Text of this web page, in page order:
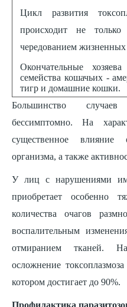
Цикл развития
происходит не
чередованием жизненных
Окончательные
семейства кошачьих -
тигр и домашние кошки.
Большинство случаев
бессимптомно. На
существенное влияние
организма, а также
У лиц с нарушениями
приобретает особенно
количества очагов
воспалительным
отмиранием тканей.
осложнение
котором достигает до 90%.
Профилактика